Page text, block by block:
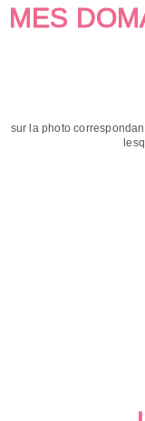
MES
sur la photo